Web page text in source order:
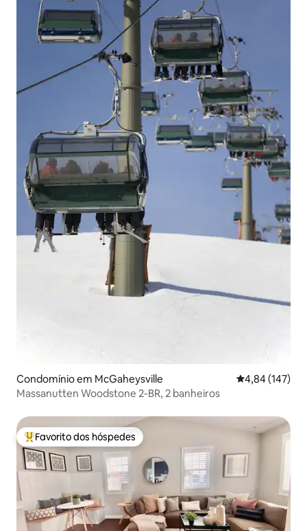
Condomínio em McGaheysville Classificação
4,84 (147)
Massanutten Woodstone 2-BR, 2 banheiros
Favoritos dos hóspedes mais apreciados
Favorito dos hóspedes